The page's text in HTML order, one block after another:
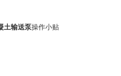
土输送泵操作小贴